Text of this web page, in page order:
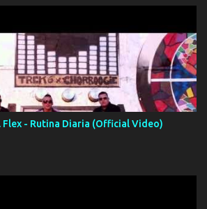
Flex - Rutina Diaria (Official Video)